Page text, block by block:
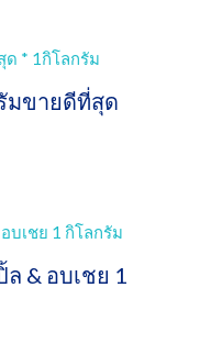
มขายดีที่สุด
& อบเชย 1